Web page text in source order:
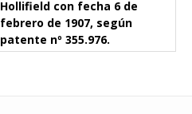
Hollifield con fecha 6 de
febrero de 1907, según
patente nº 355.976.